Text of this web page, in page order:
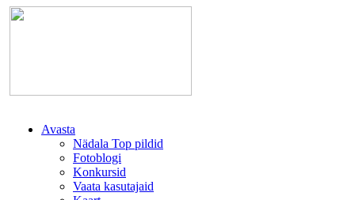
Avasta
Nädala Top pildid
Fotoblogi
Konkursid
Vaata kasutajaid